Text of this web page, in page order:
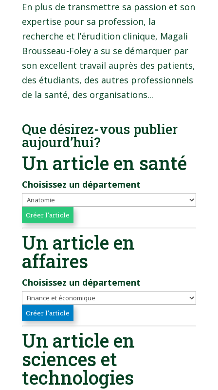
En plus de transmettre sa passion et son
expertise pour sa profession, la
recherche et l’érudition clinique, Magali
Brousseau-Foley a su se démarquer par
son excellent travail auprès des patients,
des étudiants, des autres professionnels
de la santé, des organisations...
Que désirez-vous publier
aujourd’hui?
Un article en santé
Choisissez un département
Un article en
affaires
Choisissez un département
Un article en
sciences et
technologies